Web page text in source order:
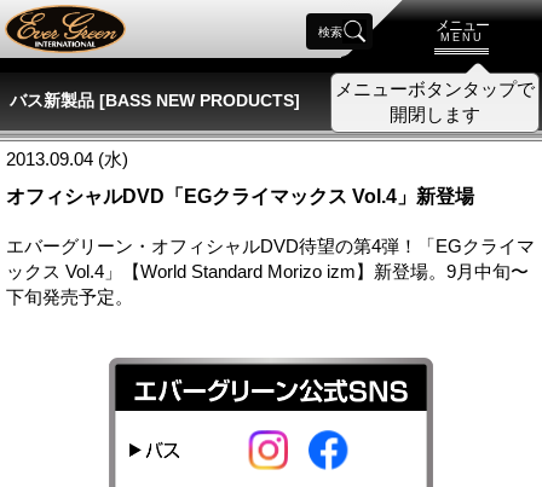
メニュー
MENU
メニューボタンタップで
開閉します
検索
バス新製品 [BASS NEW PRODUCTS]
2013.09.04 (水)
オフィシャルDVD「EGクライマックス Vol.4」新登場
エバーグリーン・オフィシャルDVD待望の第4弾！「EGクライマ
ックス Vol.4」【World Standard Morizo izm】新登場。9月中旬〜
下旬発売予定。